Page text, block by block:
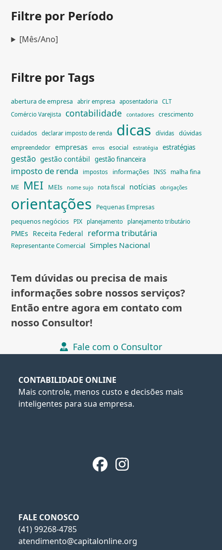
Filtre por Período
[Mês/Ano]
Filtre por Tags
abertura de empresa abrir empresa aposentadoria
CLT
Comércio Varejista
contabilidade contadores crescimento
cuidados declarar imposto de renda dicas dívidas dúvidas
empreendedor empresas erros esocial estratégia estratégias
gestão gestão contábil gestão financeira
imposto de renda impostos informações INSS malha fina
ME MEI MEIs nome sujo nota fiscal notícias obrigações
orientações Pequenas Empresas
pequenos negócios PIX planejamento planejamento tributário
PMEs Receita Federal reforma tributária
Representante Comercial Simples Nacional
Tem dúvidas ou precisa de mais
informações sobre nossos serviços?
Então entre agora em contato com
nosso Consultor!
Fale com o Consultor
CONTABILIDADE ONLINE
Mais controle, menos custo e decisões mais
inteligentes para sua empresa.
Facebook
Instagram
FALE CONOSCO
(41) 99268-4785
atendimento@capitalonline.org